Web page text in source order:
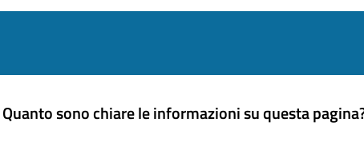
Quanto sono chiare le informazioni su questa